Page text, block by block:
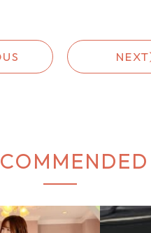
NEXT